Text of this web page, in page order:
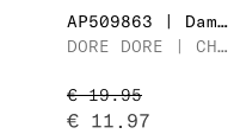
AP509863 | Dames Sneaker
DORE DORE | CHAUSSON PETITS LOSANGES
€ 19.95
€ 11.97